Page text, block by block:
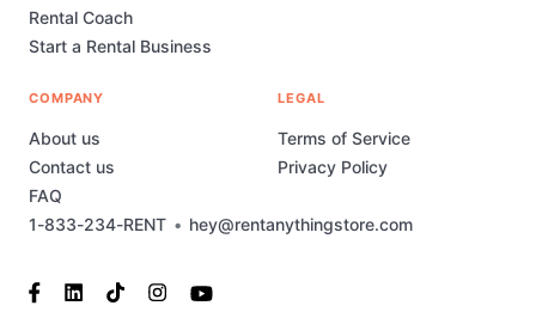
1-833-234-RENT • hey@rentanythingstore.com
Rental Coach
Start a Rental Business
COMPANY
About us
Contact us
FAQ
LEGAL
Terms of Service
Privacy Policy